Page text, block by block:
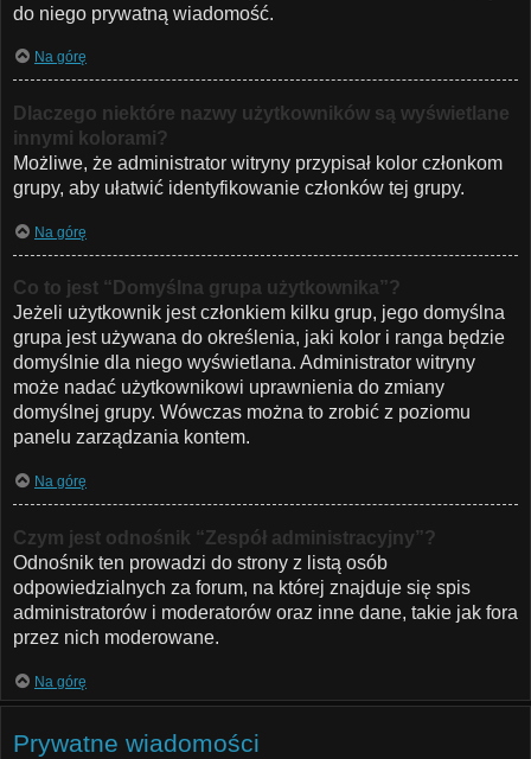
do niego prywatną wiadomość.
Na górę
Dlaczego niektóre nazwy użytkowników są wyświetlane
innymi kolorami?
Możliwe, że administrator witryny przypisał kolor członkom
grupy, aby ułatwić identyfikowanie członków tej grupy.
Na górę
Co to jest “Domyślna grupa użytkownika”?
Jeżeli użytkownik jest członkiem kilku grup, jego domyślna
grupa jest używana do określenia, jaki kolor i ranga będzie
domyślnie dla niego wyświetlana. Administrator witryny
może nadać użytkownikowi uprawnienia do zmiany
domyślnej grupy. Wówczas można to zrobić z poziomu
panelu zarządzania kontem.
Na górę
Czym jest odnośnik “Zespół administracyjny”?
Odnośnik ten prowadzi do strony z listą osób
odpowiedzialnych za forum, na której znajduje się spis
administratorów i moderatorów oraz inne dane, takie jak fora
przez nich moderowane.
Na górę
Prywatne wiadomości